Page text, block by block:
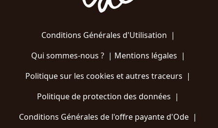
Conditions Générales d'Utilisation |
Qui sommes-nous ?| Mentions légales |
Politique sur les cookies et autres traceurs |
Politique de protection des données |
Conditions Générales de l'offre payante d'Ode |